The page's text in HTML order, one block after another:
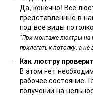
Да, конечно! Все
представленные в
под все виды
*При монтаже люстры на
прилегать к потолку, а не
Как люстру
В этом нет
рабочее состояние.
получении на